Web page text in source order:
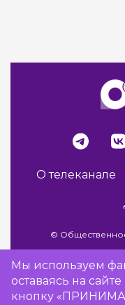
О телеканале
©
Мы используем
оставаясь на
кнопку